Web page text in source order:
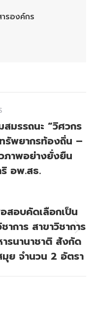
รองค์กร
สมรรถนะ “วิศวกร
รัพยากรท้องถิ่น –
ภาพอย่างยั่งยืน
อพ.สธ.
สอบคัดเลือกเป็น
การ สาขาวิชาการ
ารนานาชาติ สังกัด
มุย จำนวน 2 อัตรา